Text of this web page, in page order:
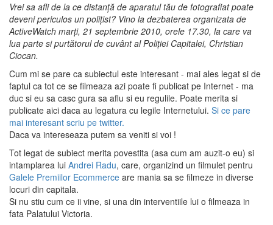
Vrei sa afli de la ce distanţă de aparatul tău de fotografiat poate
deveni periculos un poliţist? Vino la dezbaterea organizata de
ActiveWatch marți, 21 septembrie 2010, orele 17.30, la care va
lua parte si purtătorul de cuvânt al Poliției Capitalei, Christian
Ciocan.
Cum mi se pare ca subiectul este interesant - mai ales legat si de
faptul ca tot ce se filmeaza azi poate fi publicat pe Internet - ma
duc si eu sa casc gura sa aflu si eu regulile. Poate merita si
publicate aici daca au legatura cu legile Internetului. Si ce pare
mai interesant scriu pe twitter.
Daca va intereseaza putem sa veniti si voi !
Tot legat de subiect merita povestita (asa cum am auzit-o eu) si
intamplarea lui Andrei Radu, care, organizind un filmulet pentru
Galele Premiilor Ecommerce are mania sa se filmeze in diverse
locuri din capitala.
Si nu stiu cum ce ii vine, si una din interventiile lui o filmeaza in
fata Palatului Victoria.